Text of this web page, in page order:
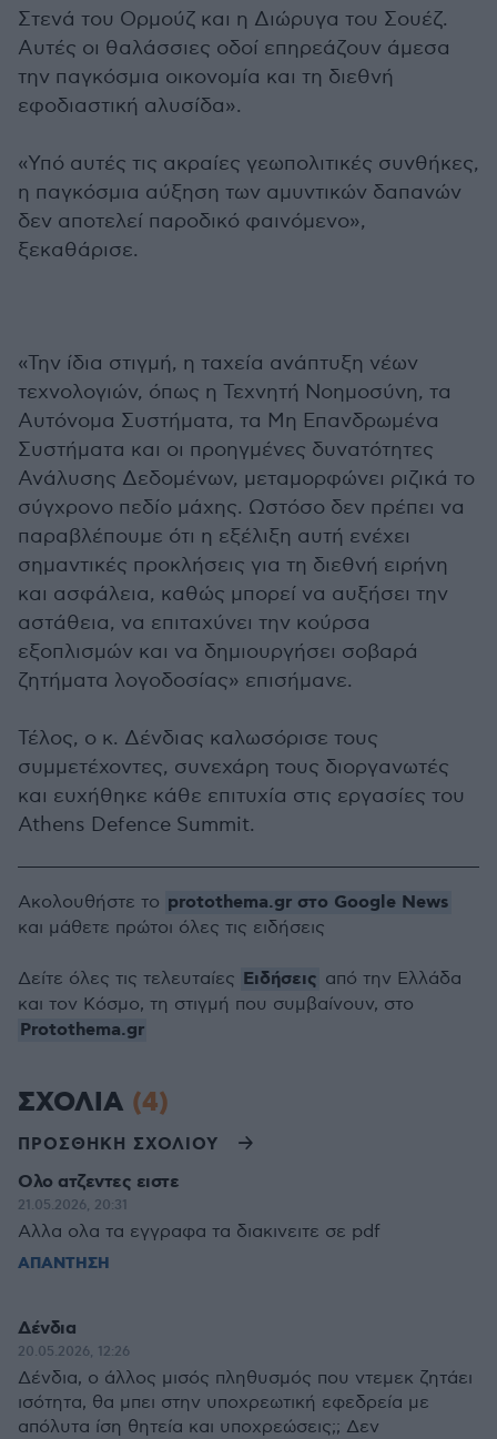
Στενά του Ορμούζ και η Διώρυγα του Σουέζ.
Αυτές οι θαλάσσιες οδοί επηρεάζουν άμεσα
την παγκόσμια οικονομία και τη διεθνή
εφοδιαστική αλυσίδα».
«Υπό αυτές τις ακραίες γεωπολιτικές συνθήκες,
η παγκόσμια αύξηση των αμυντικών δαπανών
δεν αποτελεί παροδικό φαινόμενο»,
ξεκαθάρισε.
«Την ίδια στιγμή, η ταχεία ανάπτυξη νέων
τεχνολογιών, όπως η Τεχνητή Νοημοσύνη, τα
Αυτόνομα Συστήματα, τα Μη Επανδρωμένα
Συστήματα και οι προηγμένες δυνατότητες
Ανάλυσης Δεδομένων, μεταμορφώνει ριζικά το
σύγχρονο πεδίο μάχης. Ωστόσο δεν πρέπει να
παραβλέπουμε ότι η εξέλιξη αυτή ενέχει
σημαντικές προκλήσεις για τη διεθνή ειρήνη
και ασφάλεια, καθώς μπορεί να αυξήσει την
αστάθεια, να επιταχύνει την κούρσα
εξοπλισμών και να δημιουργήσει σοβαρά
ζητήματα λογοδοσίας» επισήμανε.
Τέλος, ο κ. Δένδιας καλωσόρισε τους
συμμετέχοντες, συνεχάρη τους διοργανωτές
και ευχήθηκε κάθε επιτυχία στις εργασίες του
Athens Defence Summit.
Ακολουθήστε το protothema.gr στο Google News
και μάθετε πρώτοι όλες τις ειδήσεις
Δείτε όλες τις τελευταίες Ειδήσεις από την Ελλάδα
και τον Κόσμο, τη στιγμή που συμβαίνουν, στο
Protothema.gr
ΣΧΟΛΙΑ (4)
ΠΡΟΣΘΗΚΗ ΣΧΟΛΙΟΥ
Ολο ατζεντες ειστε
21.05.2026, 20:31
Αλλα ολα τα εγγραφα τα διακινειτε σε pdf
ΑΠΑΝΤΗΣΗ
Δένδια
20.05.2026, 12:26
Δένδια, ο άλλος μισός πληθυσμός που ντεμεκ ζητάει
ισότητα, θα μπει στην υποχρεωτική εφεδρεία με
απόλυτα ίση θητεία και υποχρεώσεις;; Δεν